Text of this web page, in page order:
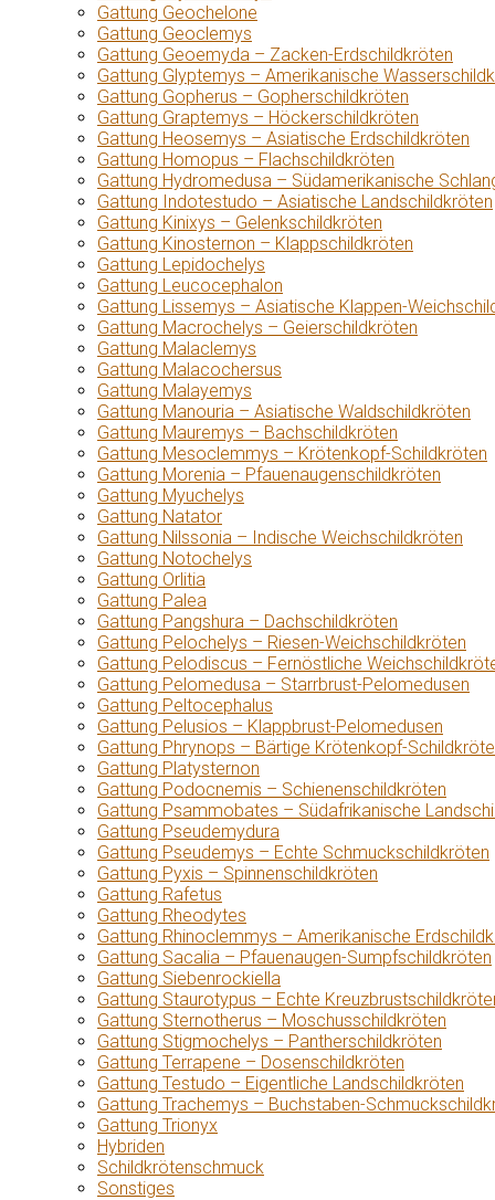
Gattung Geochelone
Gattung Geoclemys
Gattung Geoemyda – Zacken-Erdschildkröten
Gattung Glyptemys – Amerikanische
Gattung Gopherus – Gopherschildkröten
Gattung Graptemys – Höckerschildkröten
Gattung Heosemys – Asiatische Erdschildkröten
Gattung Homopus – Flachschildkröten
Gattung Hydromedusa – Südamerikanische
Gattung Indotestudo – Asiatische Landschildkröten
Gattung Kinixys – Gelenkschildkröten
Gattung Kinosternon – Klappschildkröten
Gattung Lepidochelys
Gattung Leucocephalon
Gattung Lissemys – Asiatische Klappen-
Gattung Macrochelys – Geierschildkröten
Gattung Malaclemys
Gattung Malacochersus
Gattung Malayemys
Gattung Manouria – Asiatische Waldschildkröten
Gattung Mauremys – Bachschildkröten
Gattung Mesoclemmys – Krötenkopf-Schildkröten
Gattung Morenia – Pfauenaugenschildkröten
Gattung Myuchelys
Gattung Natator
Gattung Nilssonia – Indische Weichschildkröten
Gattung Notochelys
Gattung Orlitia
Gattung Palea
Gattung Pangshura – Dachschildkröten
Gattung Pelochelys – Riesen-Weichschildkröten
Gattung Pelodiscus – Fernöstliche
Gattung Pelomedusa – Starrbrust-Pelomedusen
Gattung Peltocephalus
Gattung Pelusios – Klappbrust-Pelomedusen
Gattung Phrynops – Bärtige Krötenkopf-
Gattung Platysternon
Gattung Podocnemis – Schienenschildkröten
Gattung Psammobates – Südafrikanische
Gattung Pseudemydura
Gattung Pseudemys – Echte Schmuckschildkröten
Gattung Pyxis – Spinnenschildkröten
Gattung Rafetus
Gattung Rheodytes
Gattung Rhinoclemmys – Amerikanische
Gattung Sacalia – Pfauenaugen-Sumpfschildkröten
Gattung Siebenrockiella
Gattung Staurotypus – Echte
Gattung Sternotherus – Moschusschildkröten
Gattung Stigmochelys – Pantherschildkröten
Gattung Terrapene – Dosenschildkröten
Gattung Testudo – Eigentliche Landschildkröten
Gattung Trachemys – Buchstaben-
Gattung Trionyx
Hybriden
Schildkrötenschmuck
Sonstiges